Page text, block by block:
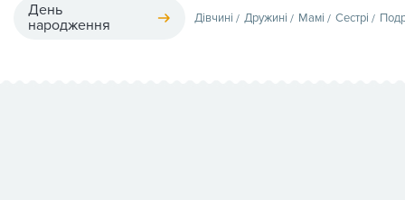
День
народження
Дівчині Дружині Мамі Сестрі